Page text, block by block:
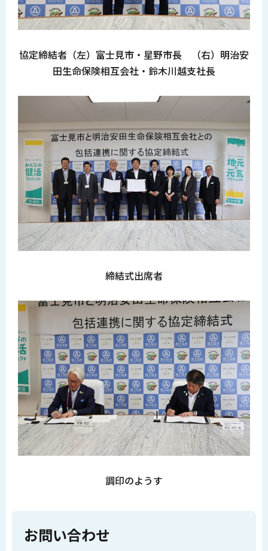
協定締結者（左）富士見市・星野市長 （右）明治安
田生命保険相互会社・鈴木川越支社長
締結式出席者
調印のようす
お問い合わせ